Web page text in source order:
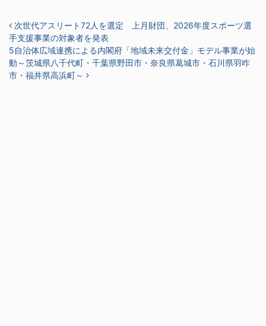
投稿ナビゲーション
次世代アスリート72人を選定 上月財団、2026年度スポーツ選
手支援事業の対象者を発表
5自治体広域連携による内閣府「地域未来交付金」モデル事業が始
動～茨城県八千代町・千葉県野田市・奈良県葛城市・石川県羽咋
市・福井県高浜町～